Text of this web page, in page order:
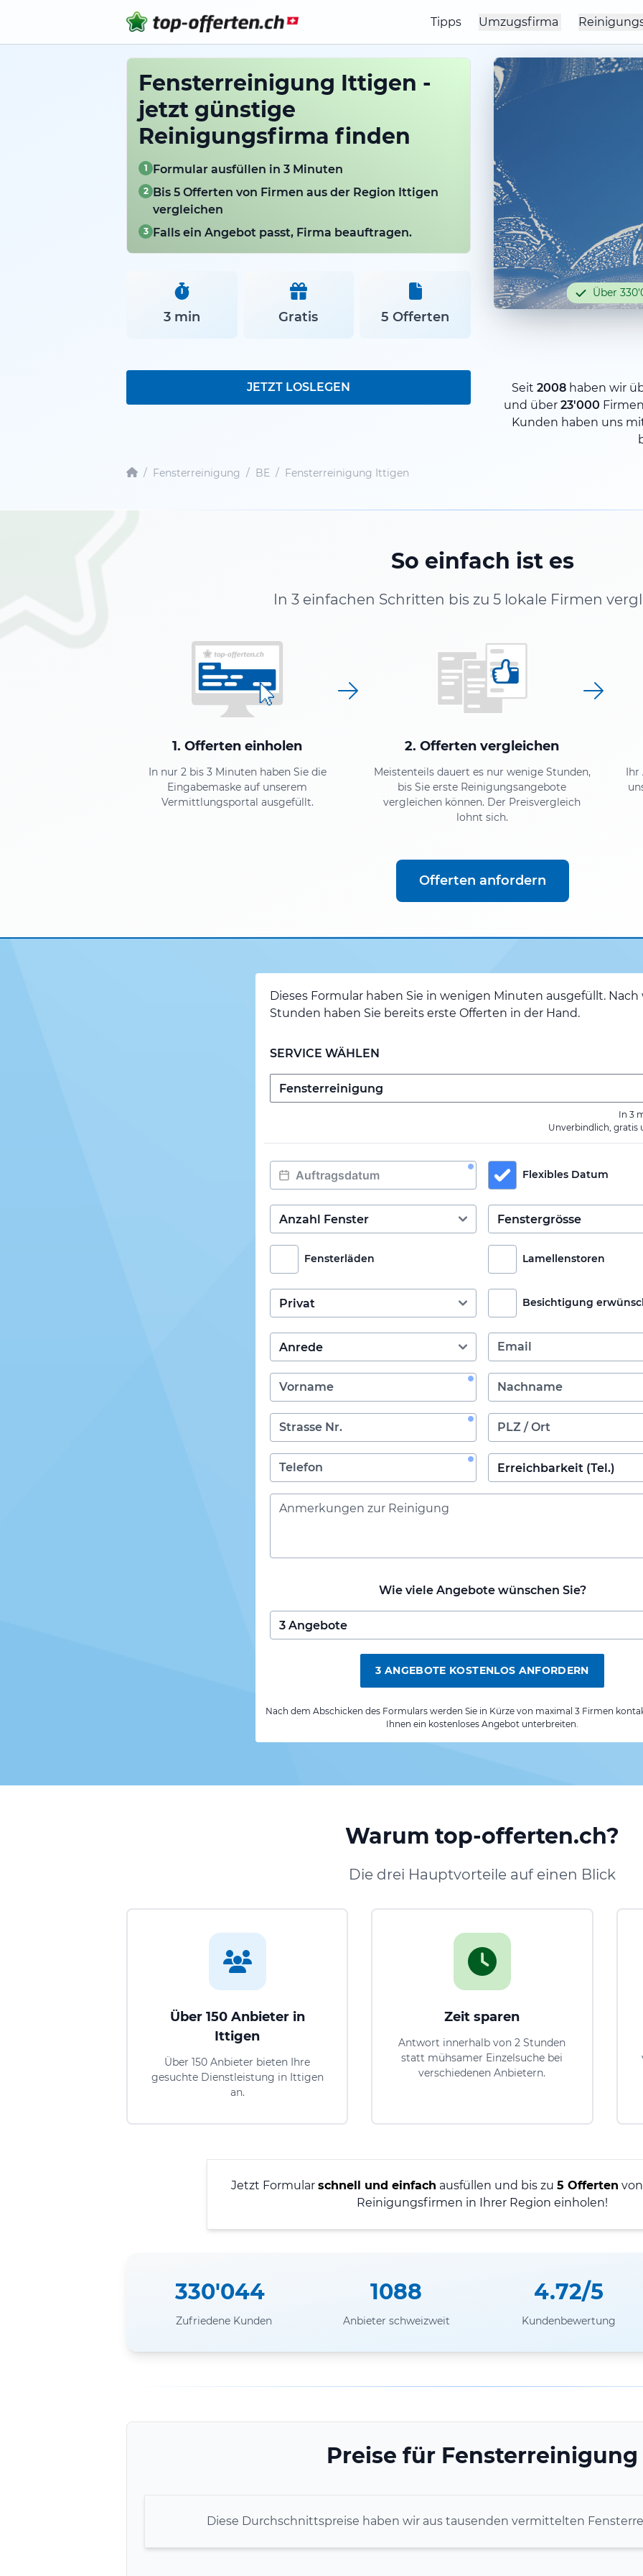
Tipps Umzugsfirma
Fensterreinigung Ittigen -
jetzt günstige
Reinigungsfirma finden
1 Formular ausfüllen in 3 Minuten
2 Bis 5 Offerten von Firmen aus der Region Ittigen
vergleichen
3 Falls ein Angebot passt, Firma beauftragen.
3 min Gratis 5 Offerten
JETZT LOSLEGEN
Über
Seit 2008haben wir
und über 23'000
Kunden haben uns
/ Fensterreinigung / BE / Fensterreinigung Ittigen
So einfach ist es
In 3 einfachen Schritten bis zu 5 lokale Firmen
1. Offerten einholen
In nur 2 bis 3 Minuten haben Sie die
Eingabemaske auf unserem
Vermittlungsportal ausgefüllt.
2. Offerten vergleichen
Meistenteils dauert es nur wenige Stunden,
bis Sie erste Reinigungsangebote
vergleichen können. Der Preisvergleich
lohnt sich.
Ihr
Offerten anfordern
Dieses Formular haben Sie in wenigen Minuten ausgefüllt.
Stunden haben Sie bereits erste Offerten in der Hand.
SERVICE WÄHLEN
In 3
Unverbindlich, gratis
Flexibles Datum
Fensterläden Lamellenstoren
Besichtigung
Wie viele Angebote wünschen Sie?
3 ANGEBOTE KOSTENLOS ANFORDERN
Nach dem Abschicken des Formulars werden Sie in Kürze von maximal 3 Firmen
Ihnen ein kostenloses Angebot unterbreiten.
Warum top-offerten.ch?
Die drei Hauptvorteile auf einen Blick
Über 150 Anbieter in
Ittigen
Über 150 Anbieter bieten Ihre
gesuchte Dienstleistung in Ittigen
an.
Zeit sparen
Antwort innerhalb von 2 Stunden
statt mühsamer Einzelsuche bei
verschiedenen Anbietern.
Jetzt Formular schnell und einfach ausfüllen und bis zu 5 Offerten
Reinigungsfirmen in Ihrer Region einholen!
330'044
Zufriedene Kunden
1088
Anbieter schweizweit
4.72/5
Kundenbewertung
Preise für Fensterreinigung
Diese Durchschnittspreise haben wir aus tausenden vermittelten